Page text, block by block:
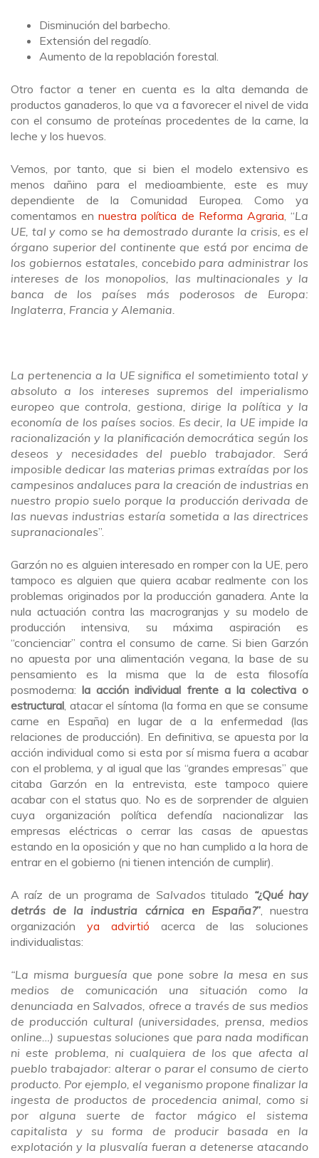
Disminución del barbecho.
Extensión del regadío.
Aumento de la repoblación forestal.
Otro factor a tener en cuenta es la alta demanda de
productos ganaderos, lo que va a favorecer el nivel de vida
con el consumo de proteínas procedentes de la carne, la
leche y los huevos.
Vemos, por tanto, que si bien el modelo extensivo es
menos dañino para el medioambiente, este es muy
dependiente de la Comunidad Europea. Como ya
comentamos ennuestra política de Reforma Agraria , “La
UE, tal y como se ha demostrado durante la crisis, es el
órgano superior del continente que está por encima de
los gobiernos estatales, concebido para administrar los
intereses de los monopolios, las multinacionales y la
banca de los países más poderosos de Europa:
Inglaterra, Francia y Alemania.
La pertenencia a la UE significa el sometimiento total y
absoluto a los intereses supremos del imperialismo
europeo que controla, gestiona, dirige la política y la
economía de los países socios. Es decir, la UE impide la
racionalización y la planificación democrática según los
deseos y necesidades del pueblo trabajador. Será
imposible dedicar las materias primas extraídas por los
campesinos andaluces para la creación de industrias en
nuestro propio suelo porque la producción derivada de
las nuevas industrias estaría sometida a las directrices
supranacionales”.
Garzón no es alguien interesado en romper con la UE, pero
tampoco es alguien que quiera acabar realmente con los
problemas originados por la producción ganadera. Ante la
nula actuación contra las macrogranjas y su modelo de
producción intensiva, su máxima aspiración es
“concienciar” contra el consumo de carne. Si bien Garzón
no apuesta por una alimentación vegana, la base de su
pensamiento es la misma que la de esta filosofía
posmoderna:la acción individual frente a la colectiva o
estructural , atacar el síntoma (la forma en que se consume
carne en España) en lugar de a la enfermedad (las
relaciones de producción). En definitiva, se apuesta por la
acción individual como si esta por sí misma fuera a acabar
con el problema, y al igual que las “grandes empresas” que
citaba Garzón en la entrevista, este tampoco quiere
acabar con el status quo. No es de sorprender de alguien
cuya organización política defendía nacionalizar las
empresas eléctricas o cerrar las casas de apuestas
estando en la oposición y que no han cumplido a la hora de
entrar en el gobierno (ni tienen intención de cumplir).
A raíz de un programa de Salvados titulado “¿Qué hay
detrás de la industria cárnica en España?”, nuestra
organización ya advirtió acerca de las soluciones
individualistas:
“La misma burguesía que pone sobre la mesa en sus
medios de comunicación una situación como la
denunciada en Salvados, ofrece a través de sus medios
de producción cultural (universidades, prensa, medios
online…) supuestas soluciones que para nada modifican
ni este problema, ni cualquiera de los que afecta al
pueblo trabajador: alterar o parar el consumo de cierto
producto. Por ejemplo, el veganismo propone finalizar la
ingesta de productos de procedencia animal, como si
por alguna suerte de factor mágico el sistema
capitalista y su forma de producir basada en la
explotación y la plusvalía fueran a detenerse atacando